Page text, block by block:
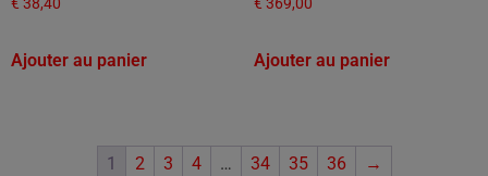
Ajouter au panier Ajouter au panier
1 2 3 4 … 34 35 36 →